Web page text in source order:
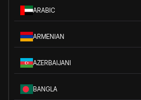
ARABIC
ARMENIAN
AZERBAIJANI
BANGLA